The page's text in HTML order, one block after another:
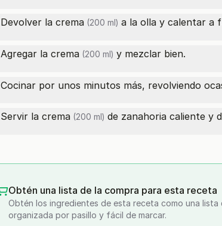
Devolver la crema (200 ml) a la olla y calentar a
Agregar la crema (200 ml) y mezclar bien.
Cocinar por unos minutos más, revolviendo
Servir la crema (200 ml) de zanahoria caliente y
Obtén una lista de la compra para esta receta
Obtén los ingredientes de esta receta como una lista
organizada por pasillo y fácil de marcar.